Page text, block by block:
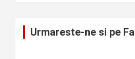
Urmareste-ne si pe